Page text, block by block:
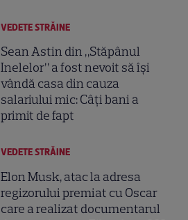
VEDETE STRĂINE
Sean Astin din „Stăpânul
Inelelor” a fost nevoit să își
vândă casa din cauza
salariului mic: Câți bani a
primit de fapt
VEDETE STRĂINE
Elon Musk, atac la adresa
regizorului premiat cu Oscar
care a realizat documentarul